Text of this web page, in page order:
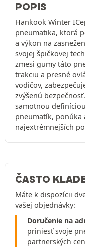
POPIS
Hankook Winter
pneumatika, ktorá
a výkon na
svojej špičkovej
zmesi gumy táto
trakciu a presné
vodičov,
zvýšenú
samotnou
pneumatík, ponúka
najextrémnejších
ČASTO
Máte k dispozícii
vašej objednávky:
Doručenie na
priniesť svoje
partnerských